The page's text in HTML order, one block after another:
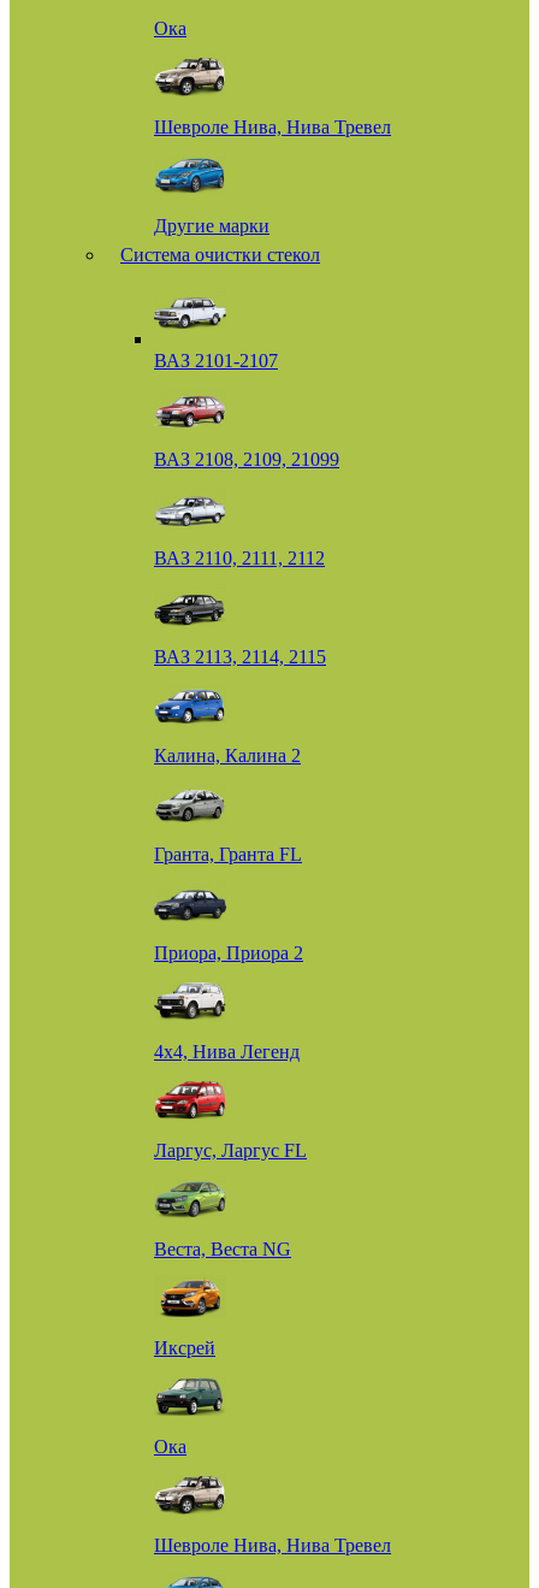
Ока
Шевроле Нива, Нива Тревел
Другие марки
Система очистки стекол
ВАЗ 2101-2107
ВАЗ 2108, 2109, 21099
ВАЗ 2110, 2111, 2112
ВАЗ 2113, 2114, 2115
Калина, Калина 2
Гранта, Гранта FL
Приора, Приора 2
4х4, Нива Легенд
Ларгус, Ларгус FL
Веста, Веста NG
Иксрей
Ока
Шевроле Нива, Нива Тревел